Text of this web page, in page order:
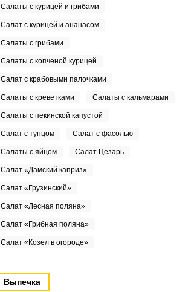
Салаты с курицей и грибами
Салат с курицей и ананасом
Салаты с грибами
Салаты с копченой курицей
Салат с крабовыми палочками
Салаты с креветками Салаты с кальмарами
Салаты с пекинской капустой
Салат с тунцом Салат с фасолью
Салаты с яйцом Салат Цезарь
Салат «Дамский каприз»
Салат «Грузинский»
Салат «Лесная поляна»
Салат «Грибная поляна»
Салат «Козел в огороде»
Выпечка